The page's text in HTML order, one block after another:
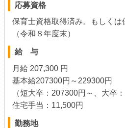
応募資格
保育士資格取得済み。もしくは
（令和８年度末）
給 与
月給 207,300 円
基本給207300円～229300円
（短大卒：207300円～、大卒
住宅手当：11,500円
勤務地